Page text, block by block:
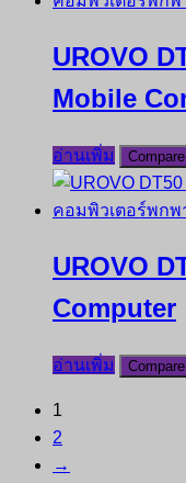
UROVO
Mobile
อ่านเพิ่ม Compare
UROVO
Computer
อ่านเพิ่ม Compare
1
2
→